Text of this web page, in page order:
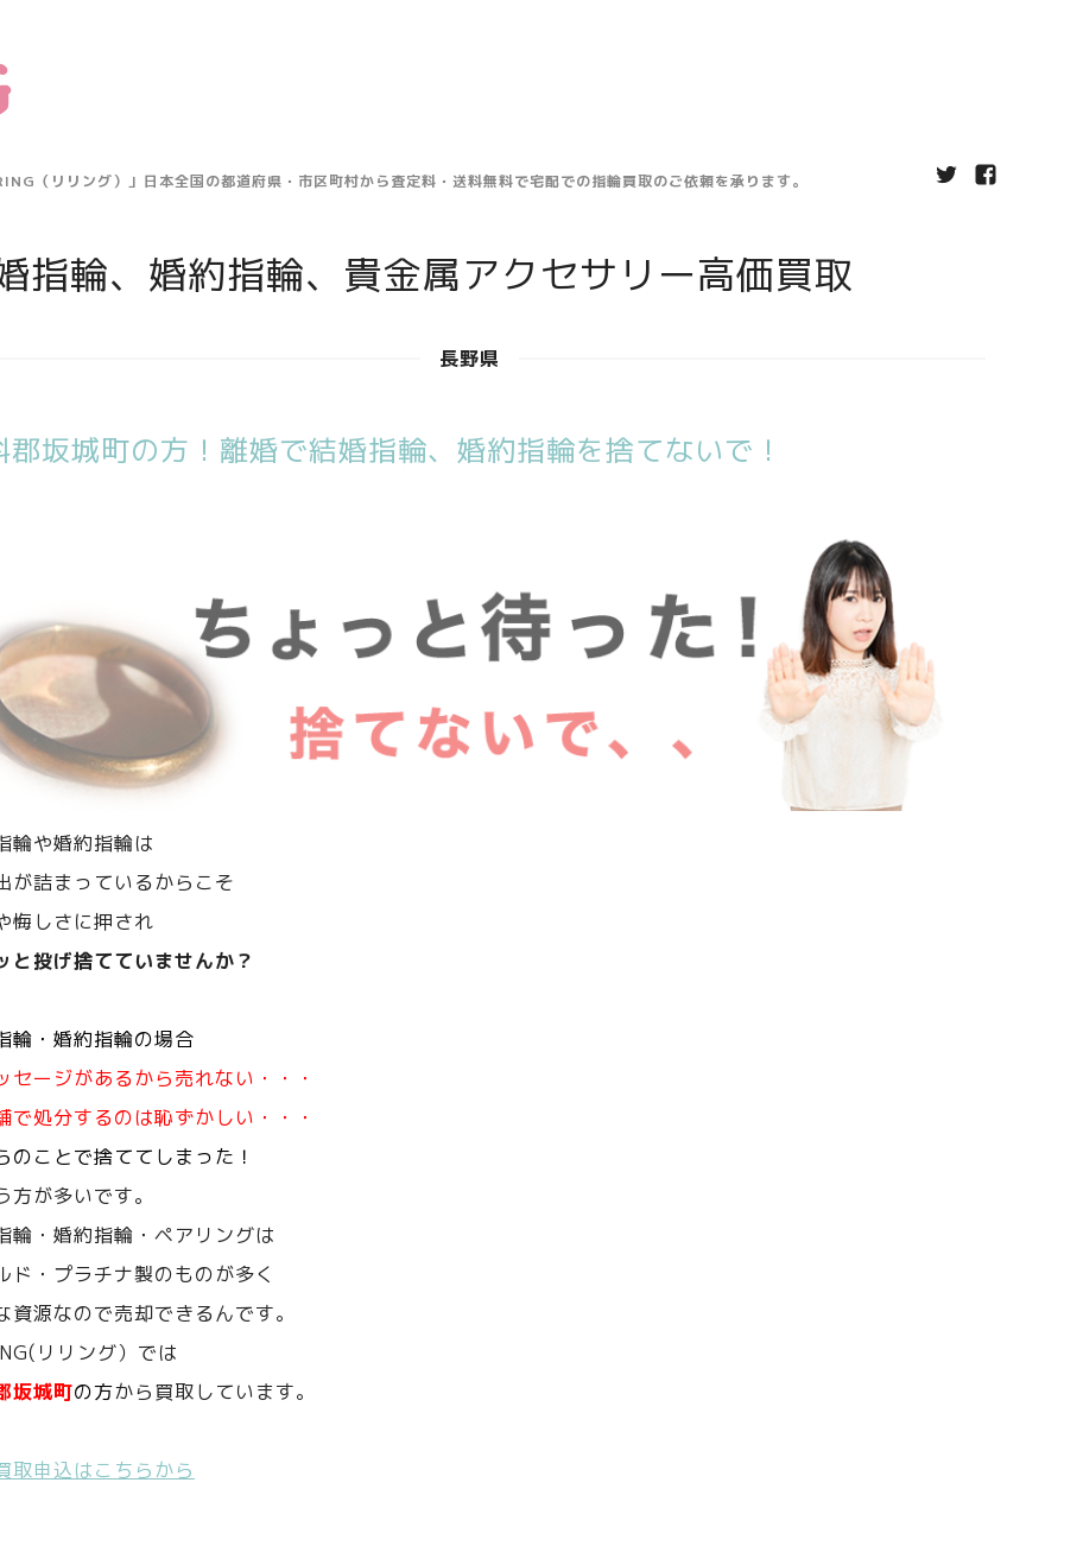
（リリング）」日本全国の都道府県・市区町村から査定料・送料無料で宅配での指輪買取のご依頼を承ります。
指輪、婚約指輪、貴金属アクセサリー高価買取
長野県
郡坂城町の方！離婚で結婚指輪、婚約指輪を捨てないで！
輪や婚約指輪は
が詰まっているからこそ
悔しさに押され
と投げ捨てていませんか？
輪・婚約指輪の場合
セージがあるから売れない・・・
で処分するのは恥ずかしい・・・
のことで捨ててしまった！
方が多いです。
輪・婚約指輪・ペアリングは
ド・プラチナ製のものが多く
資源なので売却できるんです。
リリング）では
坂城町の方から買取しています。
取申込はこちらから